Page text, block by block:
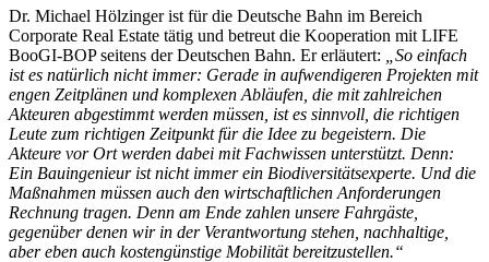
Dr. Michael Hölzinger ist für die Deutsche Bahn im Bereich
Corporate Real Estate tätig und betreut die Kooperation mit LIFE
BooGI-BOP seitens der Deutschen Bahn. Er erläutert:
„So einfach
ist es natürlich nicht immer: Gerade in aufwendigeren Projekten mit
engen Zeitplänen und komplexen Abläufen, die mit zahlreichen
Akteuren abgestimmt werden müssen, ist es sinnvoll, die richtigen
Leute zum richtigen Zeitpunkt für die Idee zu begeistern. Die
Akteure vor Ort werden dabei mit Fachwissen unterstützt. Denn:
Ein Bauingenieur ist nicht immer ein Biodiversitätsexperte. Und die
Maßnahmen müssen auch den wirtschaftlichen Anforderungen
Rechnung tragen. Denn am Ende zahlen unsere Fahrgäste,
gegenüber denen wir in der Verantwortung stehen, nachhaltige,
aber eben auch kostengünstige Mobilität bereitzustellen.“